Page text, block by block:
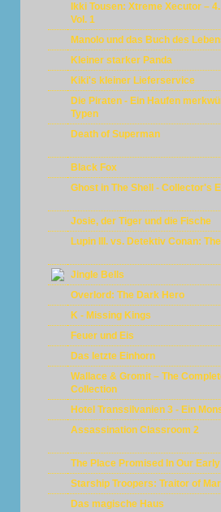
Ikki Tousen: Xtreme Xecutor –
Vol. 1
Manolo und das Buch des
Kleiner starker Panda
Kiki's kleiner Lieferservice
Die Piraten - Ein Haufen
Typen
Death of Superman
Black Fox
Ghost in The Shell - Collector's
Josie, der Tiger und die Fische
Lupin III. vs. Detektiv Conan:
Jingle Bells
Overlord: The Dark Hero
K - Missing Kings
Feuer und Eis
Das letzte Einhorn
Wallace & Gromit – The
Collection
Hotel Transsilvanien 3 - Ein
Assassination Classroom 2
The Place Promised In Our
Starship Troopers: Traitor of
Das magische Haus